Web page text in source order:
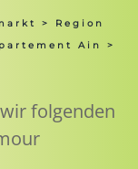
> Region
Ain
>
folgenden